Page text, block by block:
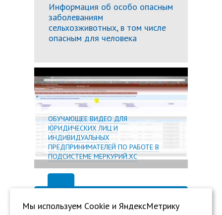
Информация об особо опасным
заболеваниям
сельхозживотных, в том числе
опасным для человека
ОБУЧАЮЩЕЕ ВИДЕО ДЛЯ
ЮРИДИЧЕСКИХ ЛИЦ И
ИНДИВИДУАЛЬНЫХ
ПРЕДПРИНИМАТЕЛЕЙ ПО РАБОТЕ В
ПОДСИСТЕМЕ МЕРКУРИЙ.ХС
Мы используем Сookie и ЯндексМетрику